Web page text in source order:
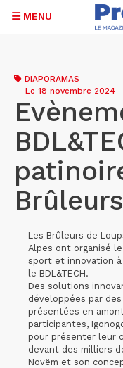
contenu
principal
MENU
DIAPORAMAS
— Le 18 novembre 2024
Les Brûleurs de
Alpes ont organisé
sport et innovation
le BDL&TECH.
Des solutions
développées par
présentées en
participantes,
pour présenter leur
devant des milliers
Novëm et son